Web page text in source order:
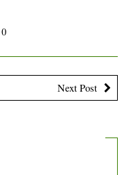
0
Next Post